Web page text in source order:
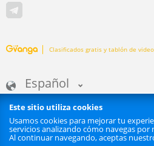
Este sitio utiliza cookies
Usamos cookies para mejorar tu
servicios analizando cómo navegas por
Al continuar navegando, aceptas
Clasificados gratis y tablón de
Español
Se prohibe realizar scrapping de sitios